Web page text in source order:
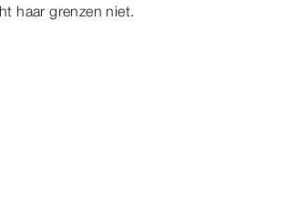
haar grenzen niet.